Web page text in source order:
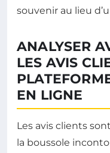
souvenir au lieu
ANALYSER
LES AVIS
EN LIGNE
Les avis clients
la boussole